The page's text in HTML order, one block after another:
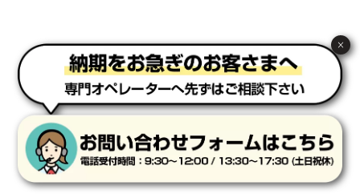
和歌山県S社様
レギュラーのぼり（W600mm×H1800mm）4枚
2025年11月05日 11:13
紹介されたから
大分県Y社様
不織布スクエアトート(A4サイズ)300枚
2025年10月28日 17:10
×